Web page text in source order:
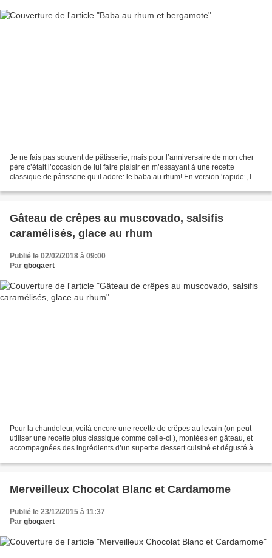
Je ne fais pas souvent de pâtisserie, mais pour l’anniversaire de mon cher
père c’était l’occasion de lui faire plaisir en m’essayant à une recette
classique de pâtisserie qu’il adore: le baba au rhum! En version ‘rapide’, la
Gâteau de crêpes au muscovado, salsifis
caramélisés, glace au rhum
Publié le 02/02/2018 à 09:00
Par gbogaert
Pour la chandeleur, voilà encore une recette de crêpes au levain (on peut
utiliser une recette plus classique comme celle-ci ), montées en gâteau, et
accompagnées des ingrédients d’un superbe dessert cuisiné et dégusté à
Merveilleux Chocolat Blanc et Cardamome
Publié le 23/12/2015 à 11:37
Par gbogaert